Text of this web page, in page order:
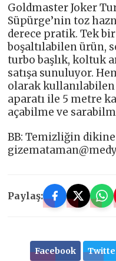
Goldmaster Joker
Süpürge’nin toz
derece pratik. Tek
boşaltılabilen ürün,
turbo başlık, koltuk
satışa sunuluyor.
olarak
aparatı ile 5 metre
açabilme ve
BB: Temizliğin
Paylaş:
Facebook